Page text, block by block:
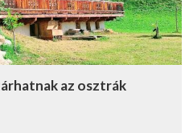
az osztrák